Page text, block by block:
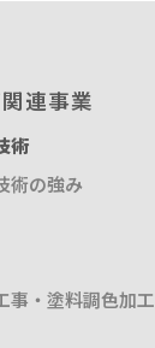
連事業
術
術の強み
事・塗料調色加工